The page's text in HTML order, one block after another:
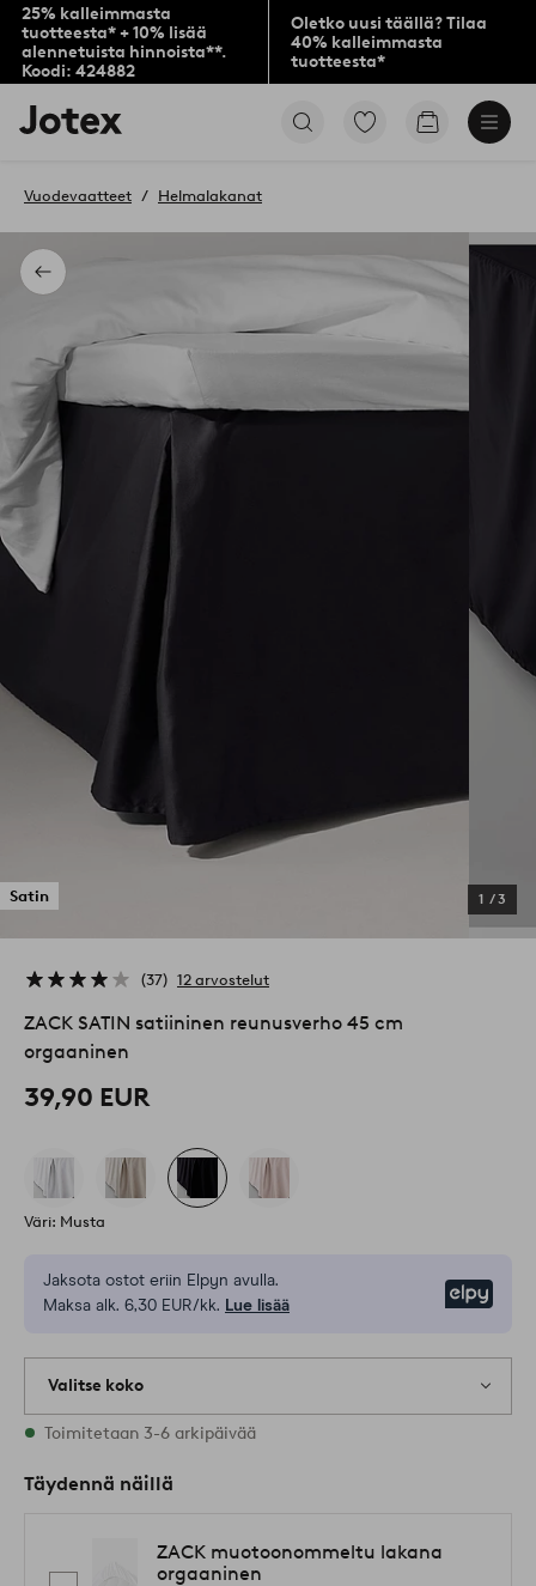
25% kalleimmasta
tuotteesta* + 10% lisää
alennetuista hinnoista**.
Koodi: 424882
Oletko uusi täällä? Tilaa
40% kalleimmasta
tuotteesta*
Jotex-
logo
aloitussivulle
Siirry
Siirry
Takaisin
Vuodevaatteet Helmalakanat
Satin 1 /3
37 12 arvostelut
ZACK SATIN satiininen reunusverho 45 cm
orgaaninen
39,90 EUR
Väri: Musta
Jaksota ostot eriin Elpyn avulla.
Maksa alk. 6,30 EUR/kk. Lue lisää
Valitse koko
Varastossa on kaikkia kokoja
Toimitetaan 3-6 arkipäivää
Täydennä näillä
ZACK muotoonommeltu lakana
orgaaninen